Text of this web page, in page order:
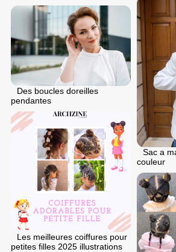
Sac a
couleur
Des boucles doreilles
pendantes
Les meilleures coiffures pour
petites filles 2025 illustrations